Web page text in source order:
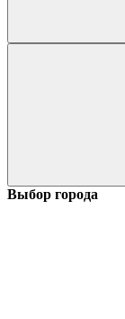
Выбор города